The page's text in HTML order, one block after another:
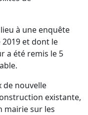
à une enquête
et dont le
a été remis le 5
de nouvelle
existante,
mairie sur les